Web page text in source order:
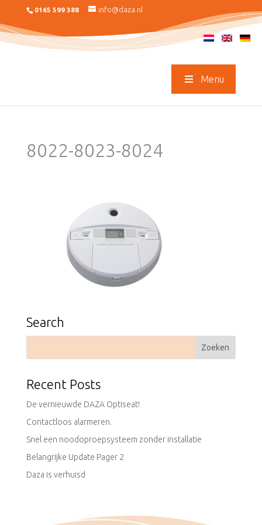
0165 599 388 info@daza.nl
Menu
8022-8023-8024
Search
Recent Posts
De vernieuwde DAZA Optiseat!
Contactloos alarmeren.
Snel een noodoproepsysteem zonder installatie
Belangrijke Update Pager 2
Daza is verhuisd